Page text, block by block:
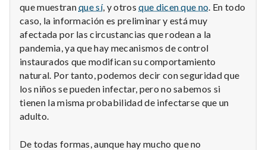
que muestranque sí, y otrosque dicen que no . En todo
caso, la información es preliminar y está muy
afectada por las circustancias que rodean a la
pandemia, ya que hay mecanismos de control
instaurados que modifican su comportamiento
natural. Por tanto, podemos decir con seguridad que
los niños se pueden infectar, pero no sabemos si
tienen la misma probabilidad de infectarse que un
adulto.
De todas formas, aunque hay mucho que no